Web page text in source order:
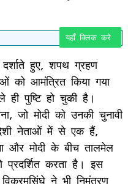
यहाँ क्लिक करे
दर्शाते हुए, शपथ ग्रहण
को आमंत्रित किया गया
पुष्टि हो चुकी है।
जो मोदी को उनकी चुनावी
नेताओं में से एक हैं,
और मोदी के बीच तालमेल
प्रदर्शित करता है। इस